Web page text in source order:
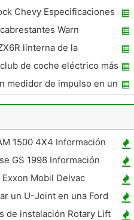
1996
Chevy Especificaciones
Warn
linterna de la
de coche eléctrico más
medidor de impulso en un
1500 4X4 Información
GS 1998 Información
Mobil Delvac
un U-Joint en una Ford
de instalación Rotary Lift